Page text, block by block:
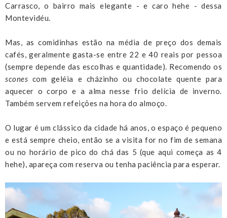
Carrasco, o bairro mais elegante - e caro hehe - dessa
Montevidéu.
Mas, as comidinhas estão na média de preço dos demais
cafés, geralmente gasta-se entre 22 e 40 reais por pessoa
(sempre depende das escolhas e quantidade). Recomendo os
scones com geléia e cházinho ou chocolate quente para
aquecer o corpo e a alma nesse frio delícia de inverno.
Também servem refeições na hora do almoço.
O lugar é um clássico da cidade há anos, o espaço é pequeno
e está sempre cheio, então se a visita for no fim de semana
ou no horário de pico do chá das 5 (que aqui começa as 4
hehe), apareça com reserva ou tenha paciência para esperar.